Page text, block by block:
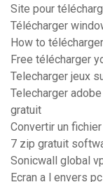
Site pour
Télécharger
How to
Free télécharger
Telecharger jeux
Telecharger
gratuit
Convertir un
7 zip gratuit
Sonicwall global
Ecran a l envers